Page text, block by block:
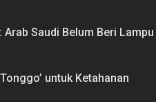
Saudi Belum Beri Lampu
untuk Ketahanan